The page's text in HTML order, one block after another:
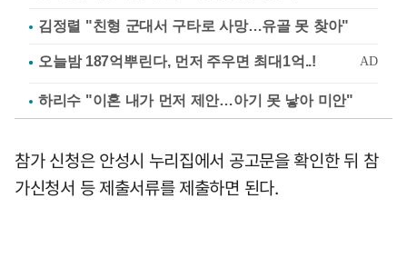
김정렬 "친형 군대서 구타로 사망…유골 못 찾아"
하리수 "이혼 내가 먼저 제안…아기 못 낳아 미안"
참가 신청은 안성시 누리집에서 공고문을 확인한 뒤 참
가신청서 등 제출서류를 제출하면 된다.